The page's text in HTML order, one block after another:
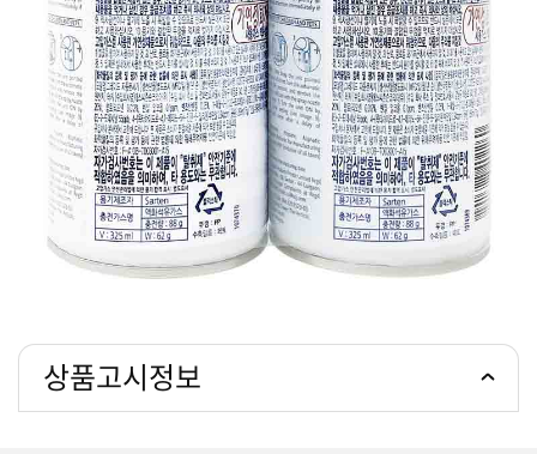
상품고시정보